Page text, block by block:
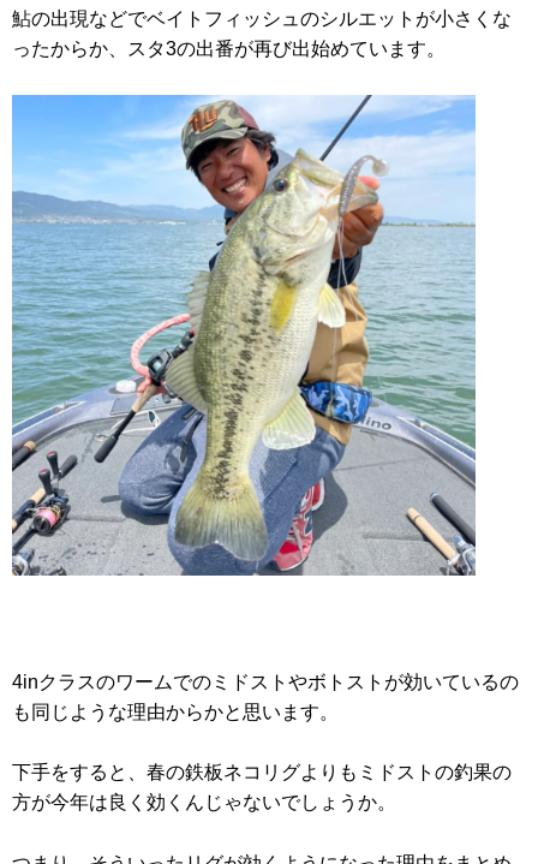
鮎の出現などでベイトフィッシュのシルエットが小さくな
ったからか、スタ3の出番が再び出始めています。
4inクラスのワームでのミドストやボトストが効いているの
も同じような理由からかと思います。
下手をすると、春の鉄板ネコリグよりもミドストの釣果の
方が今年は良く効くんじゃないでしょうか。